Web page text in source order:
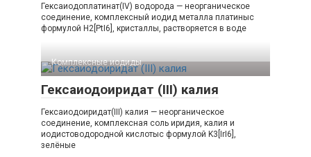
Гексаиодоплатинат(IV) водорода — неорганическое
соединение, комплексный иодид металла платиныс
формулой H2[PtI6], кристаллы, растворяется в воде
Комплексные иодиды‎
Гексаиодоиридат (III) калия
Гексаиодоиридат(III) калия — неорганическое
соединение, комплексная соль иридия, калия и
иодистоводородной кислотыс формулой K3[IrI6],
зелёные